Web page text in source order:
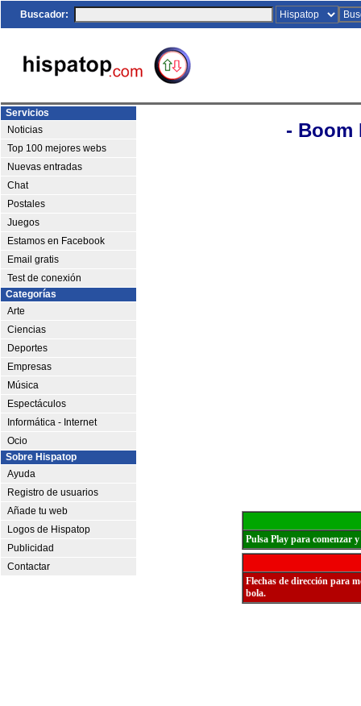
Buscador:
Servicios
Noticias
Top 100 mejores webs
Nuevas entradas
Chat
Postales
Juegos
Estamos en Facebook
Email gratis
Test de conexión
Categorías
Arte
Ciencias
Deportes
Empresas
Música
Espectáculos
Informática - Internet
Ocio
Sobre Hispatop
Ayuda
Registro de usuarios
Añade tu web
Logos de Hispatop
Publicidad
Contactar
- Boom
Pulsa Play para comenzar y
Flechas de dirección para
bola.